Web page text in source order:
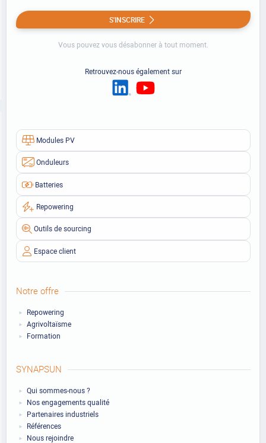
Modules PV
Onduleurs
Batteries
Repowering
Outils de sourcing
Espace client
Notre offre
Repowering
Agrivoltaïsme
Formation
SYNAPSUN
Qui sommes-nous ?
Nos engagements qualité
Partenaires industriels
Références
Nous rejoindre
S'INSCRIRE
Vous pouvez vous désabonner à tout moment.
Retrouvez-nous également sur